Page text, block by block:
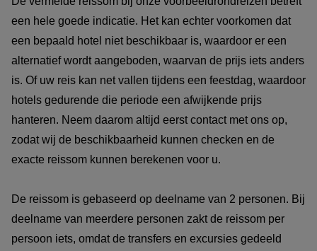
een hele goede indicatie. Het kan echter voorkomen dat
een bepaald hotel niet beschikbaar is, waardoor er een
alternatief wordt aangeboden, waarvan de prijs iets anders
is. Of uw reis kan net vallen tijdens een feestdag, waardoor
hotels gedurende die periode een afwijkende prijs
hanteren. Neem daarom altijd eerst contact met ons op,
zodat wij de beschikbaarheid kunnen checken en de
exacte reissom kunnen berekenen voor u.
De reissom is gebaseerd op deelname van 2 personen. Bij
deelname van meerdere personen zakt de reissom per
persoon iets, omdat de transfers en excursies gedeeld